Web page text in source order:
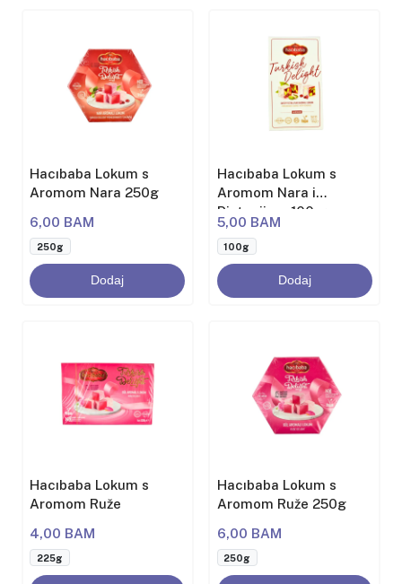
Hacıbaba Lokum s
Aromom Nara 250g
6,00 BAM
250g
Dodaj
Hacıbaba Lokum s
Aromom Nara i
Pistacijom 100 g
5,00 BAM
100g
Dodaj
Hacıbaba Lokum s
Aromom Ruže
4,00 BAM
225g
Hacıbaba Lokum s
Aromom Ruže 250g
6,00 BAM
250g